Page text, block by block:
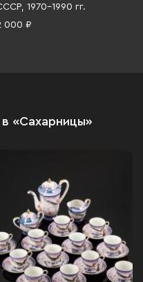
1970-1990 гг.
000 ₽
«Сахарницы»